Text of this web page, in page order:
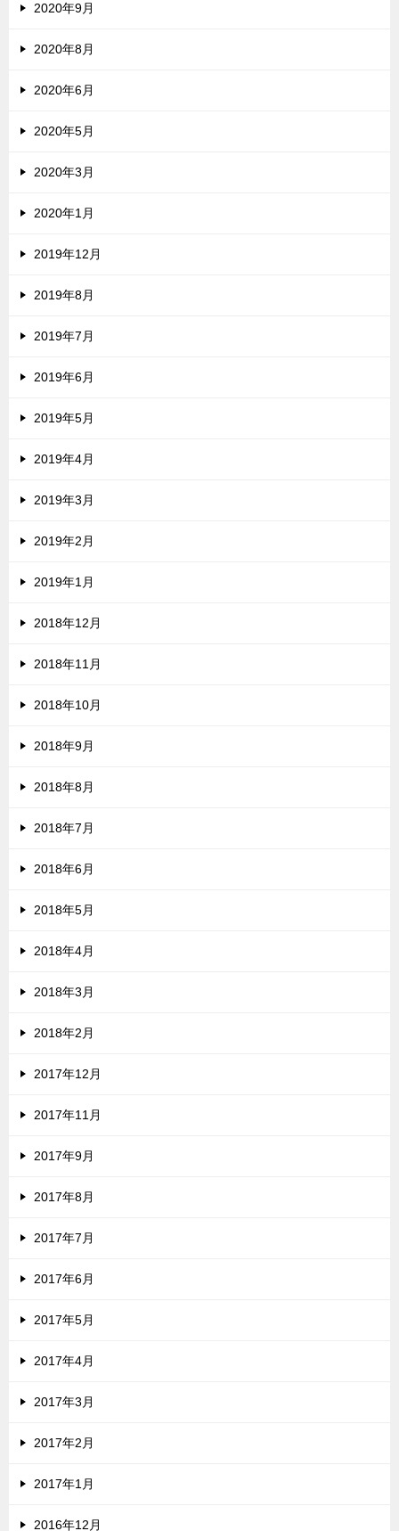
2020年9月
2020年8月
2020年6月
2020年5月
2020年3月
2020年1月
2019年12月
2019年8月
2019年7月
2019年6月
2019年5月
2019年4月
2019年3月
2019年2月
2019年1月
2018年12月
2018年11月
2018年10月
2018年9月
2018年8月
2018年7月
2018年6月
2018年5月
2018年4月
2018年3月
2018年2月
2017年12月
2017年11月
2017年9月
2017年8月
2017年7月
2017年6月
2017年5月
2017年4月
2017年3月
2017年2月
2017年1月
2016年12月